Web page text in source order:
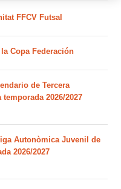
FFCV Futsal
Copa Federación
de Tercera
2026/2027
Autonòmica Juvenil de
2026/2027